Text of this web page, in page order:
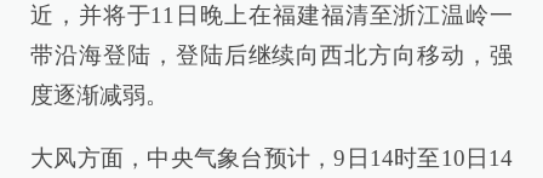
近，并将于11日晚上在福建福清至浙江温岭一
带沿海登陆，登陆后继续向西北方向移动，强
度逐渐减弱。
大风方面，中央气象台预计，9日14时至10日14